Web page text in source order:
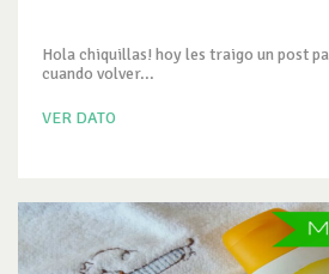
Hola chiquillas! hoy les traigo un post
cuando volver...
VER DATO